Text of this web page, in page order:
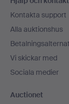
Kontakta support
Alla auktionshus
Vi skickar med
Sociala medier
Auctionet